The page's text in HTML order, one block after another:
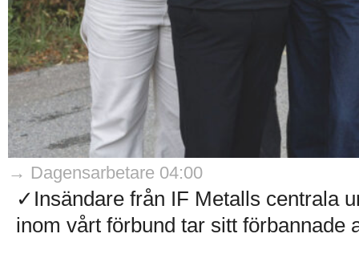
→ Dagensarbetare 04:00
✓Insändare från IF Metalls centrala
inom vårt förbund tar sitt förbannade